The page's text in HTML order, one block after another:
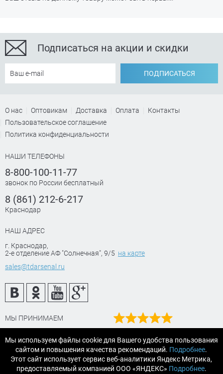
Подписаться на акции и скидки
ПОДПИСАТЬСЯ
О нас Оптовикам Доставка Оплата
Контакты
Пользовательское соглашение
Политика конфиденциальности
НАШИ ТЕЛЕФОНЫ
8-800-100-11-77
звонок по России бесплатный
8 (861) 212-6-217
Краснодар
НАШ АДРЕС
г. Краснодар,
2-е отделение АФ "Солнечная", 9/5 на карте
sales@tdarsenal.ru
МЫ ПРИНИМАЕМ
на Яндекс маркет
Читайте отзывы
Мы используем файлы cookie для Вашего удобства пользования
сайтом и повышения качества рекомендаций. Подробнее.
Этот сайт использует сервис веб-аналитики Яндекс Метрика,
предоставляемый компанией ООО «ЯНДЕКС» Подробнее.